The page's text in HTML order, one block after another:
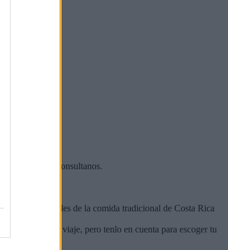
física consultanos.
principales de la comida tradicional de Costa Rica
no impide el viaje, pero tenlo en cuenta para escoger tu